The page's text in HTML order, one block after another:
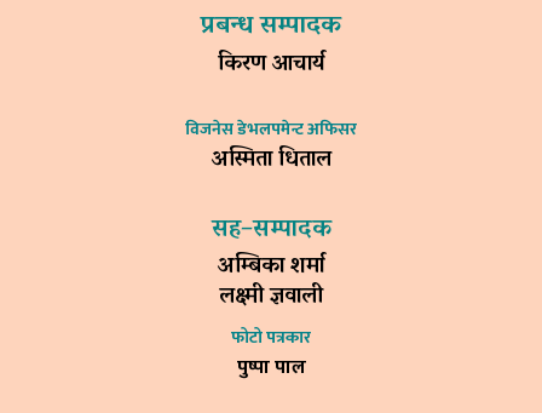
प्रबन्ध सम्पादक
किरण आचार्य
विजनेस डेभलपमेन्ट अफिसर
अस्मिता धिताल
सह–सम्पादक
अम्बिका शर्मा
लक्ष्मी ज्ञवाली
फोटो पत्रकार
पुष्पा पाल